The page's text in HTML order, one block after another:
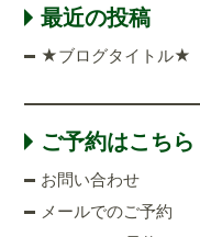
最近の投稿
★ブログタイトル★
ご予約はこちら
お問い合わせ
メールでのご予約